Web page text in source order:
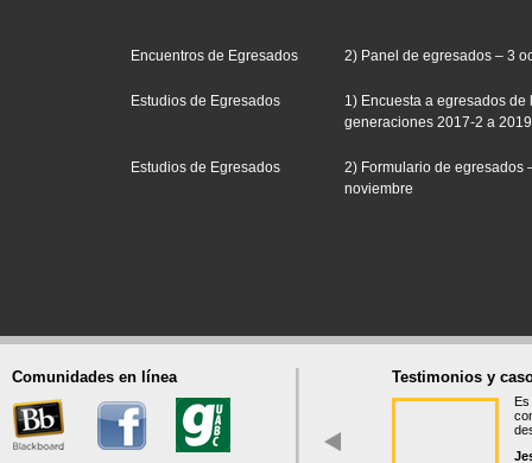
Encuentros de Egresados 2) Panel de egresados – 3
Estudios de Egresados
1) Encuesta a egresados de
generaciones 2017-2 a
Estudios de Egresados
2) Formulario de egresados
noviembre
Comunidades en línea Testimonios y